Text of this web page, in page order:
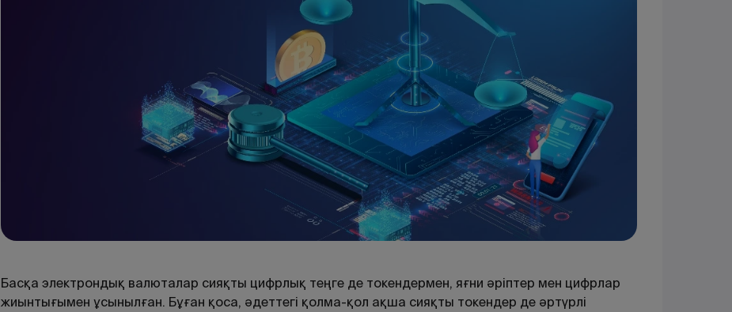
Басқа электрондық валюталар сияқты цифрлық теңге де токендермен, яғни әріптер мен цифрлар
жиынтығымен ұсынылған. Бұған қоса, әдеттегі қолма-қол ақша сияқты токендер де әртүрлі